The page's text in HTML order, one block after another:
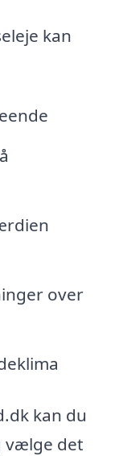
kan
over
kan du
vælge det